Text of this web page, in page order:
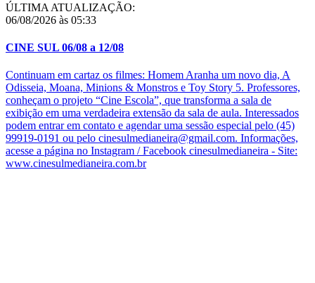
ÚLTIMA ATUALIZAÇÃO:
06/08/2026 às 05:33
CINE SUL 06/08 a 12/08
Continuam em cartaz os filmes: Homem Aranha um novo dia, A
Odisseia, Moana, Minions & Monstros e Toy Story 5. Professores,
conheçam o projeto “Cine Escola”, que transforma a sala de
exibição em uma verdadeira extensão da sala de aula. Interessados
podem entrar em contato e agendar uma sessão especial pelo (45)
99919-0191 ou pelo cinesulmedianeira@gmail.com. Informações,
acesse a página no Instagram / Facebook cinesulmedianeira - Site:
www.cinesulmedianeira.com.br